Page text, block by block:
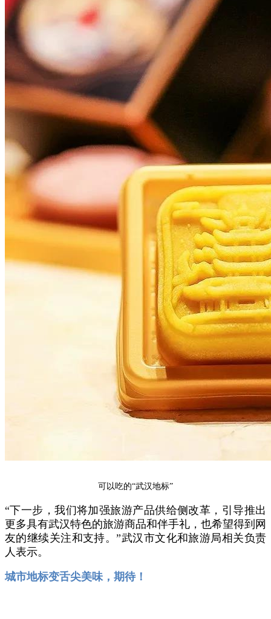
可以吃的“武汉地标”
“下一步，我们将加强旅游产品供给侧改革，引导推出
更多具有武汉特色的旅游商品和伴手礼，也希望得到网
友的继续关注和支持。”武汉市文化和旅游局相关负责
人表示。
城市地标变舌尖美味， 期待！